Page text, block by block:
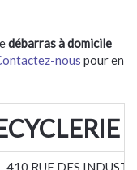
débarras à domicile
nous pour en
410 RUE DES